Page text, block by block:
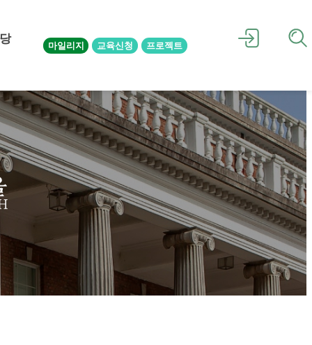
마일리지 교육신청 프로젝트